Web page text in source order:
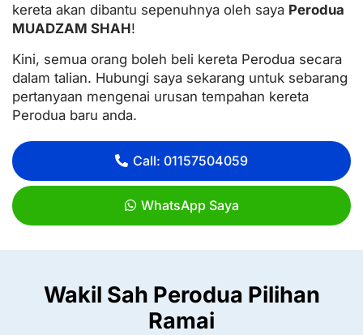
kereta akan dibantu sepenuhnya oleh saya Perodua
MUADZAM SHAH!
Kini, semua orang boleh beli kereta Perodua secara
dalam talian. Hubungi saya sekarang untuk sebarang
pertanyaan mengenai urusan tempahan kereta
Perodua baru anda.
Call: 01157504059
WhatsApp Saya
Wakil Sah Perodua Pilihan
Ramai